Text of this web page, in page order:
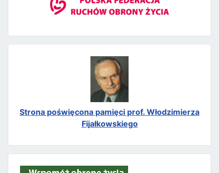
Strona poświęcona pamięci prof. Włodzimierza
Fijałkowskiego